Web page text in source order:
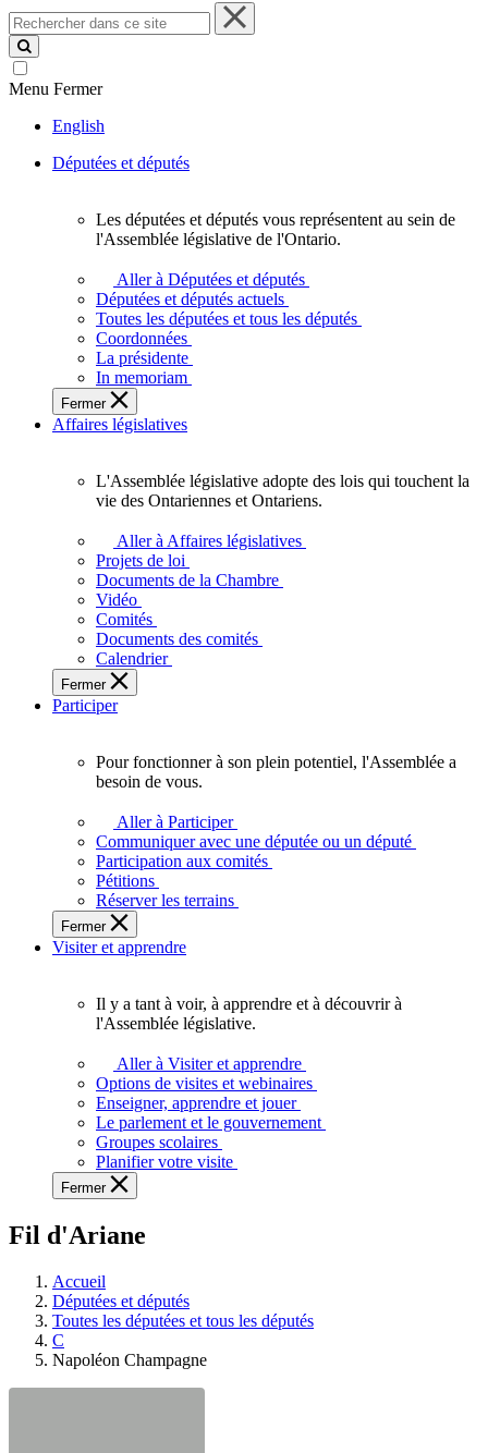
Rechercher
dans
ce
site
Menu Fermer
English
Députées et députés
députés
vous
représentent
sein
de
l'Assemblée
législative
l'Ontario.
Les députées et députés vous représentent au sein de
l'Assemblée législative de l'Ontario.
Aller à Députées et députés
Députées et députés actuels
Toutes les députées et tous les députés
Coordonnées
La présidente
In memoriam
Fermer
Affaires législatives
L'Assemblée
adopte
touchent
des
Ontariennes
et
L'Assemblée législative adopte des lois qui touchent la
vie des Ontariennes et Ontariens.
Aller à Affaires législatives
Projets de loi
Documents de la Chambre
Vidéo
Comités
Documents des comités
Calendrier
Fermer
Participer
plein
potentiel,
l'Assemblée
a
besoin
de
Pour fonctionner à son plein potentiel, l'Assemblée a
besoin de vous.
Aller à Participer
Communiquer avec une députée ou un député
Participation aux comités
Pétitions
Réserver les terrains
Fermer
Visiter et apprendre
voir,
apprendre
et
à
à
législative.
Il y a tant à voir, à apprendre et à découvrir à
l'Assemblée législative.
Aller à Visiter et apprendre
Options de visites et webinaires
Enseigner, apprendre et jouer
Le parlement et le gouvernement
Groupes scolaires
Planifier votre visite
Fermer
Fil d'Ariane
Accueil
Députées et députés
Toutes les députées et tous les députés
C
Napoléon Champagne